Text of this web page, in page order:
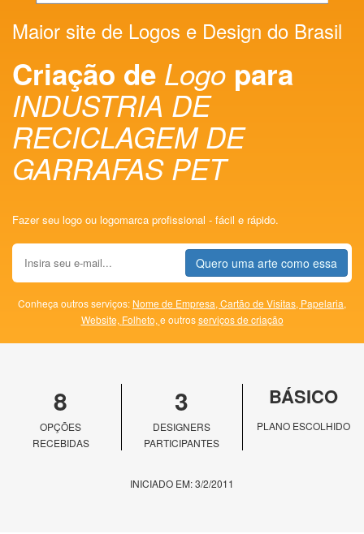
Maior site de Logos e Design do Brasil
Criação de Logo para
INDUSTRIA DE
RECICLAGEM DE
GARRAFAS PET
Fazer seu logo ou logomarca profissional - fácil e rápido.
Quero uma arte como essa
Conheça outros serviços: Nome de Empresa, Cartão de Visitas, Papelaria,
Website, Folheto, e outrosserviços de criação
8
OPÇÕES
RECEBIDAS
3
DESIGNERS
PARTICIPANTES
BÁSICO
PLANO ESCOLHIDO
INICIADO EM: 3/2/2011